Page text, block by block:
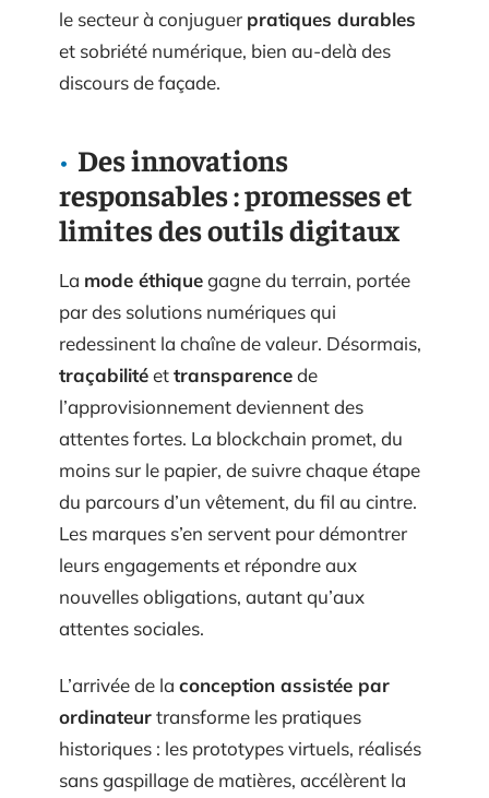
le secteur à conjuguer pratiques durables
et sobriété numérique, bien au-delà des
discours de façade.
Des innovations
responsables : promesses et
limites des outils digitaux
La mode éthiquegagne du terrain, portée
par des solutions numériques qui
redessinent la chaîne de valeur. Désormais,
traçabilitéettransparencede
l’approvisionnement deviennent des
attentes fortes. La blockchain promet, du
moins sur le papier, de suivre chaque étape
du parcours d’un vêtement, du fil au cintre.
Les marques s’en servent pour démontrer
leurs engagements et répondre aux
nouvelles obligations, autant qu’aux
attentes sociales.
L’arrivée de la conception assistée par
ordinateurtransforme les pratiques
historiques : les prototypes virtuels, réalisés
sans gaspillage de matières, accélèrent la